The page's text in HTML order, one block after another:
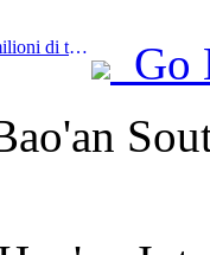
Prev:Hainan ha ricevuto 55,2129 milioni di turisti nella prima metà dell'anno
Go